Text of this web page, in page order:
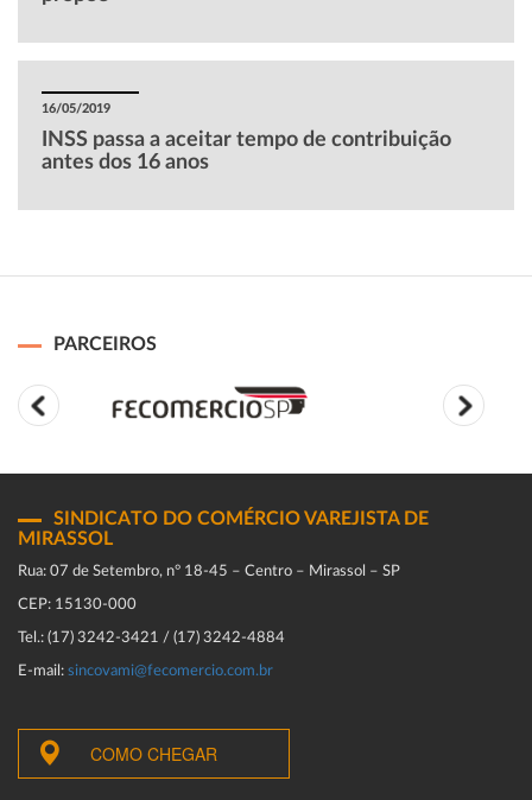
16/05/2019
INSS passa a aceitar tempo de contribuição
antes dos 16 anos
PARCEIROS
SINDICATO DO COMÉRCIO VAREJISTA DE
MIRASSOL
Rua: 07 de Setembro, n° 18-45 – Centro – Mirassol – SP
CEP: 15130-000
Tel.: (17) 3242-3421 / (17) 3242-4884
E-mail: sincovami@fecomercio.com.br
COMO CHEGAR